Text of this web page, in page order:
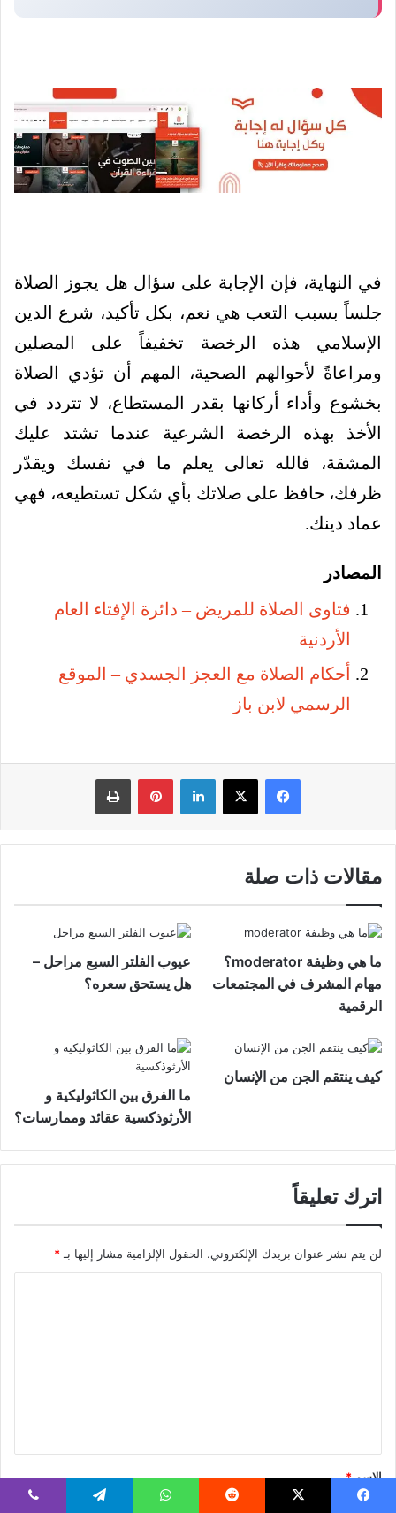
في النهاية، فإن الإجابة على سؤال هل يجوز الصلاة
جلساً بسبب التعب هي نعم، بكل تأكيد، شرع الدين
الإسلامي هذه الرخصة تخفيفاً على المصلين
ومراعاةً لأحوالهم الصحية، المهم أن تؤدي الصلاة
بخشوع وأداء أركانها بقدر المستطاع، لا تتردد في
الأخذ بهذه الرخصة الشرعية عندما تشتد عليك
المشقة، فالله تعالى يعلم ما في نفسك ويقدّر
ظرفك، حافظ على صلاتك بأي شكل تستطيعه، فهي
عماد دينك.
المصادر
فتاوى الصلاة للمريض – دائرة الإفتاء العام
الأردنية
أحكام الصلاة مع العجز الجسدي – الموقع
الرسمي لابن باز
فيسبوك لينكدإن بينتيريست
مقالات ذات صلة
ما هي وظيفة moderator؟
مهام المشرف في المجتمعات
الرقمية
عيوب الفلتر السبع مراحل –
هل يستحق سعره؟
كيف ينتقم الجن من الإنسان
ما الفرق بين الكاثوليكية و
الأرثوذكسية عقائد وممارسات؟
اترك تعليقاً
لن يتم نشر عنوان بريدك الإلكتروني. الحقول الإلزامية مشار إليها بـ *
*
الاسم*